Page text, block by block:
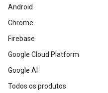
Android
Chrome
Firebase
Google Cloud Platform
Google AI
Todos os produtos